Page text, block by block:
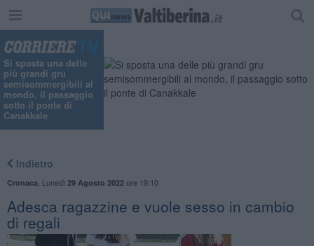
Si sposta una delle
più grandi gru
semisommergibili al
mondo, il passaggio
sotto il ponte di
Canakkale
Indietro
Cronaca Lunedì 29 Agosto 2022ore 19:10
Adesca ragazzine e vuole sesso in cambio
di regali